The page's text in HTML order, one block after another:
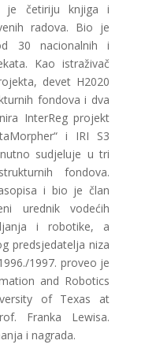
je četiriju knjiga i
radova. Bio je
30 nacionalnih i
Kao istraživač
devet H2020
fondova i dva
InterReg projekt
i IRI S3
sudjeluje u tri
fondova.
i bio je član
urednik vodećih
i robotike, a
predsjedatelja niza
1997. proveo je
and Robotics
of Texas at
Franka Lewisa.
i nagrada.